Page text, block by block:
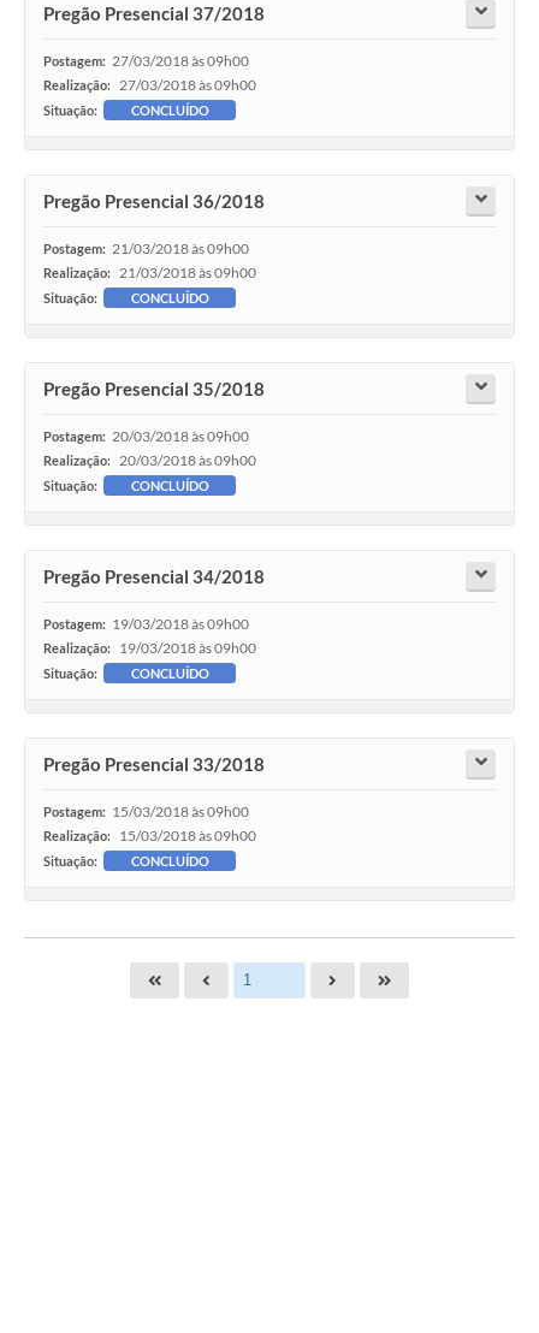
Pregão Presencial 37/2018
Postagem: 27/03/2018 às 09h00
Realização: 27/03/2018 às 09h00
Situação: CONCLUÍDO
Pregão Presencial 36/2018
Postagem: 21/03/2018 às 09h00
Realização: 21/03/2018 às 09h00
Situação: CONCLUÍDO
Pregão Presencial 35/2018
Postagem: 20/03/2018 às 09h00
Realização: 20/03/2018 às 09h00
Situação: CONCLUÍDO
Pregão Presencial 34/2018
Postagem: 19/03/2018 às 09h00
Realização: 19/03/2018 às 09h00
Situação: CONCLUÍDO
Pregão Presencial 33/2018
Postagem: 15/03/2018 às 09h00
Realização: 15/03/2018 às 09h00
Situação: CONCLUÍDO